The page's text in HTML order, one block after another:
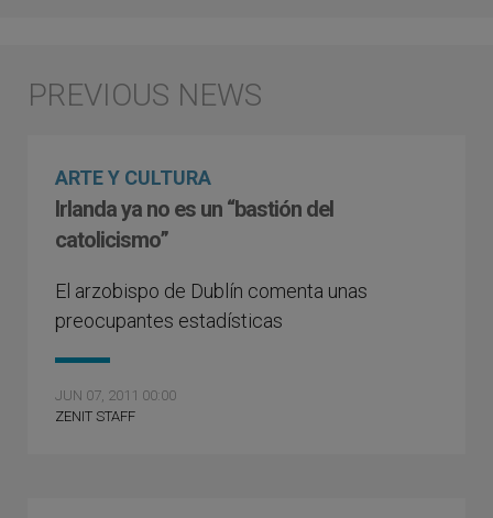
ARTE Y CULTURA
Irlanda ya no es un “bastión del
catolicismo”
El arzobispo de Dublín comenta unas
preocupantes estadísticas
JUN 07, 2011 00:00
ZENIT STAFF